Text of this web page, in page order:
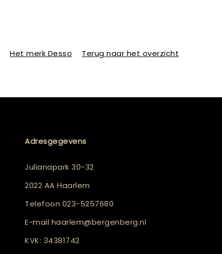
Het merk Desso Terug naar het overzicht
Adresgegevens
Julianapark 30-32
2022 AA Haarlem
Telefoon 023-5257680
E-mail haarlem@bergenberg.nl
KVK: 34381742